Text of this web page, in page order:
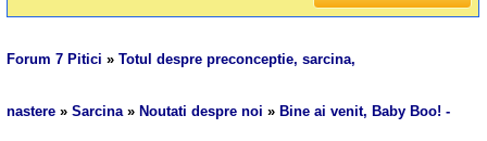
Forum 7 Pitici »Totul despre preconceptie, sarcina,
nastere »Sarcina» Noutati despre noi » Bine ai venit, Baby Boo! -